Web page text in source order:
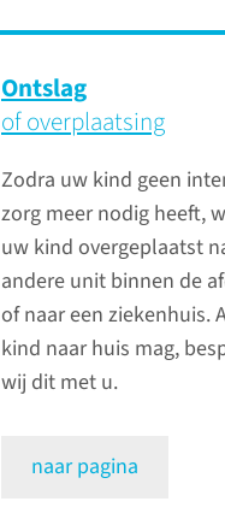
Ontslag
of overplaatsing
Zodra uw kind geen
zorg meer nodig heeft,
uw kind overgeplaatst
andere unit binnen de
of naar een ziekenhuis.
kind naar huis mag,
wij dit met u.
naar pagina